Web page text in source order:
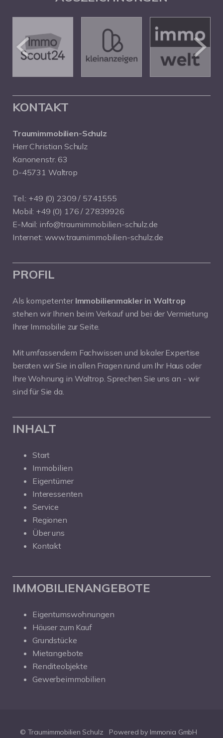
KONTAKT
Traumimmobilien-Schulz
Herr Christian Schulz
Kanonenstr. 63
D-45731 Waltrop
Tel.: +49 (0) 2309 / 5741555
Mobil: +49 (0) 176 / 27839926
E-Mail: info@traumimmobilien-schulz.de
Internet: www.traumimmobilien-schulz.de
PROFIL
Als kompetenter Immobilienmakler in Waltrop
stehen wir Ihnen beim Verkauf und bei der Vermietung
Ihrer Immobilie zur Seite.
Mit umfassendem Fachwissen und lokaler Expertise
beraten wir Sie in allen Fragen rund um Ihr Haus oder
Ihre Wohnung in Waltrop. Sprechen Sie uns an - wir
sind für Sie da.
INHALT
Start
Immobilien
Eigentümer
Interessenten
Service
Regionen
Über uns
Kontakt
IMMOBILIENANGEBOTE
Eigentumswohnungen
Häuser zum Kauf
Grundstücke
Mietangebote
Renditeobjekte
Gewerbeimmobilien
© Traumimmobilien Schulz Powered by Immonia GmbH